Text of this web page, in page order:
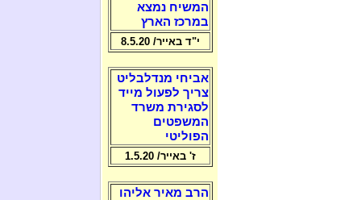
המשיח נמצא
במרכז הארץ
י"ד באייר/ 8.5.20
אביחי מנדלבליט
צריך לפעול מייד
לסגירת משרד
המשפטים
הפוליטי
ז' באייר/ 1.5.20
הרב מאיר אליהו